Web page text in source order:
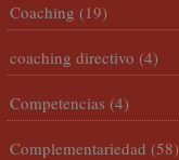
Coaching (19)
coaching directivo (4)
Competencias (4)
Complementariedad (58)